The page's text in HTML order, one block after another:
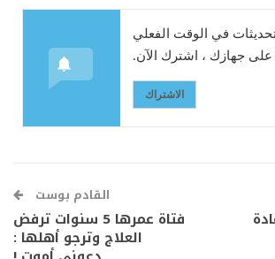
في الوقت الفعلي
جهازك ، اشترك الآن.
الاشتراك
القادم بوست
فتاة عمرها 5 سنوات ترفض
العلاج وترجو أهلها :